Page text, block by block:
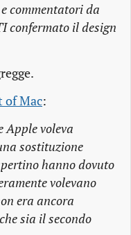
commentatori da
confermato il design
of Mac:
Apple voleva
sostituzione
hanno dovuto
volevano
era ancora
sia il secondo